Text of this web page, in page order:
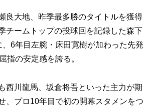
良大地、昨季最多勝のタイトルを獲得
チームトップの投球回を記録した森下
6年目左腕・床田寛樹が加わった先発
指の安定感を誇る。
西川龍馬、坂倉将吾といった主力が期
、プロ10年目で初の開幕スタメンをつ